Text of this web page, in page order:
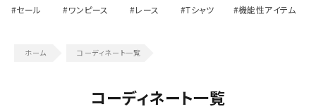
#セール #ワンピース #レース #Tシャツ #機能性アイテム
コーディネート一覧
コーディネート一覧